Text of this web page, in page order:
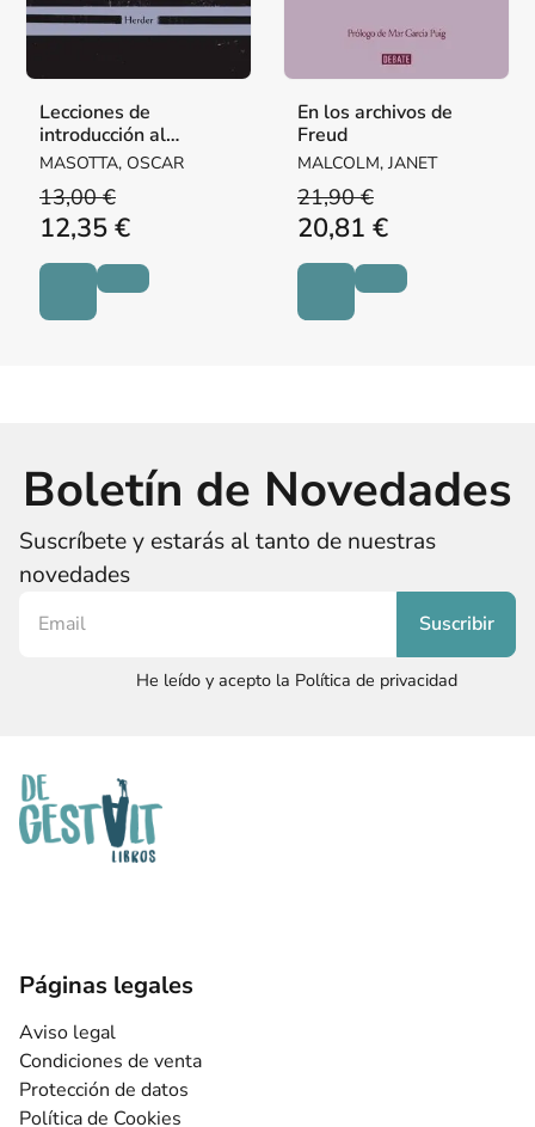
Lecciones de
introducción al
psicoanálisis
MASOTTA, OSCAR
13,00 €
12,35 €
En los archivos de
Freud
MALCOLM, JANET
21,90 €
20,81 €
Boletín de Novedades
Suscríbete y estarás al tanto de nuestras
novedades
He leído y acepto la Política de privacidad
Páginas legales
Aviso legal
Condiciones de venta
Protección de datos
Política de Cookies